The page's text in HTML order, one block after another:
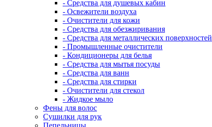
- Средства для душевых кабин
- Освежители воздуха
- Очистители для кожи
- Средства для обезжиривания
- Средства для металлических поверхностей
- Промышленные очистители
- Кондиционеры для белья
- Средства для мытья посуды
- Средства для ванн
- Средства для стирки
- Очистители для стекол
- Жидкое мыло
Фены для волос
Сушилки для рук
Пепельницы